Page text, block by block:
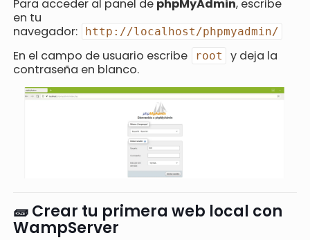
Para acceder al panel de phpMyAdmin, escribe
en tu
navegador:
http://localhost/phpmyadmin/
En el campo de usuario escribe root
y deja la
contraseña en blanco.
🧱 Crear tu primera web local con
WampServer